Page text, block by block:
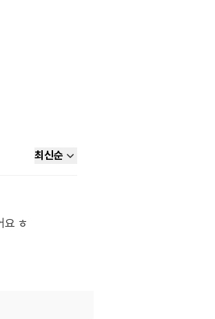
최신순
ㅎ